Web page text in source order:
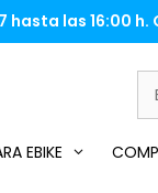
las 16:00
EBIKE